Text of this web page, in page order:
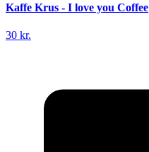
Kaffe Krus - I love you Coffee
30 kr.